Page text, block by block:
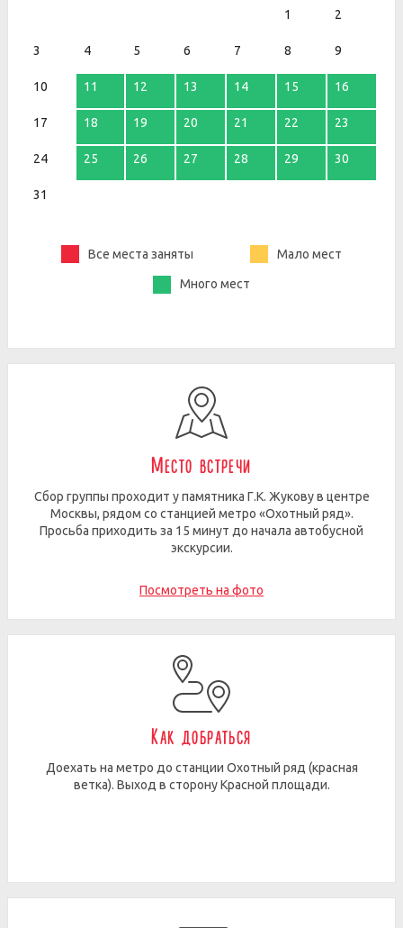
1 2
3 4 5 6 7 8 9
10 11 12 13 14 15 16
17 18 19 20 21 22 23
24 25 26 27 28 29 30
31
Все места заняты Мало мест
Много мест
Место встречи
Сбор группы проходит у памятника Г.К. Жукову в центре
Москвы, рядом со станцией метро «Охотный ряд».
Просьба приходить за 15 минут до начала автобусной
экскурсии.
Посмотреть на фото
Как добраться
Доехать на метро до станции Охотный ряд (красная
ветка). Выход в сторону Красной площади.